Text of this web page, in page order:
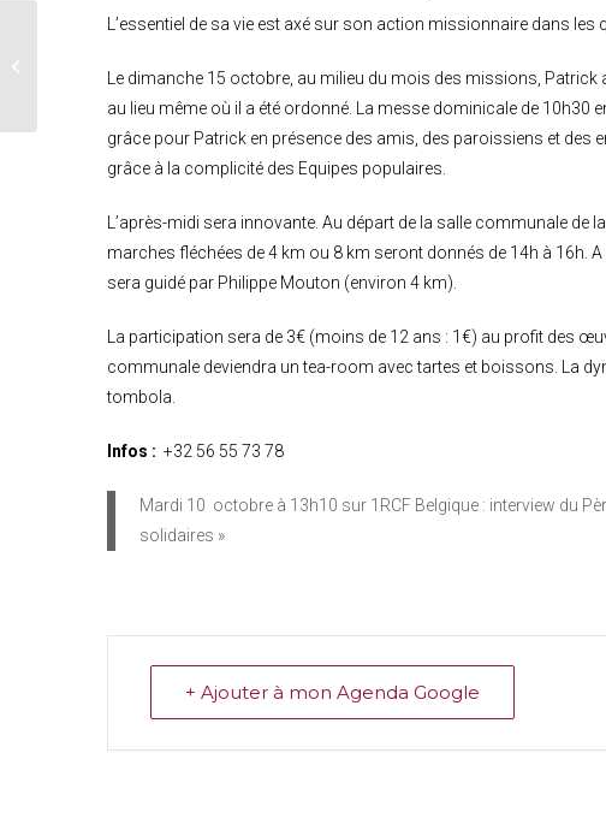
L’essentiel de sa vie est axé sur son action missionnaire dans
Le dimanche 15 octobre, au milieu du mois des missions, Patrick
au lieu même où il a été ordonné. La messe dominicale de 10h30
grâce pour Patrick en présence des amis, des paroissiens et des
grâce à la complicité des Equipes populaires.
L’après-midi sera innovante. Au départ de la salle communale de
marches fléchées de 4 km ou 8 km seront donnés de 14h à 16h.
sera guidé par Philippe Mouton (environ 4 km).
La participation sera de 3€ (moins de 12 ans : 1€) au profit des
communale deviendra un tea-room avec tartes et boissons. La
tombola.
Infos : +32 56 55 73 78
Mardi 10 octobre à 13h10 sur 1RCF Belgique : interview du
solidaires »
+ Ajouter à mon Agenda Google
de Mgr Harpigny